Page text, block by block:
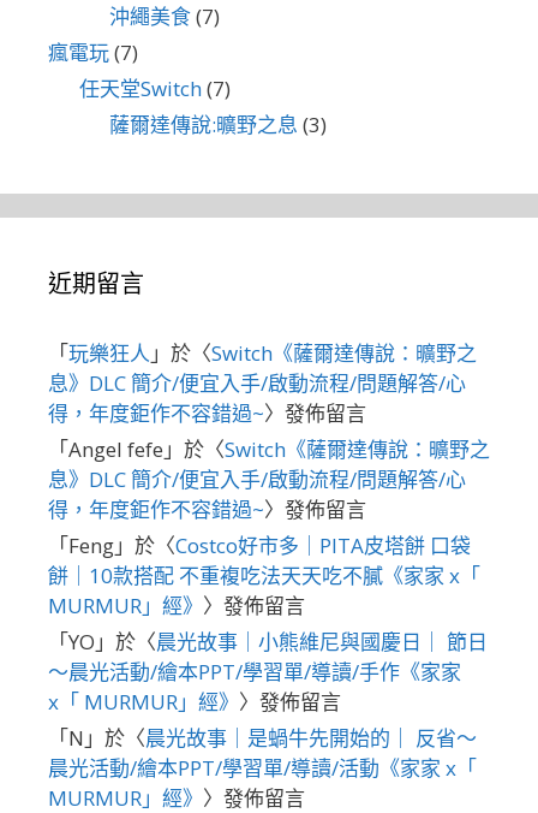
沖繩美食(7)
瘋電玩(7)
任天堂Switch(7)
薩爾達傳說:曠野之息 (3)
近期留言
「玩樂狂人 」於〈Switch《薩爾達傳說：曠野之
息》DLC 簡介/便宜入手/啟動流程/問題解答/心
得，年度鉅作不容錯過~〉發佈留言
「Angel fefe 」於〈Switch《薩爾達傳說：曠野之
息》DLC 簡介/便宜入手/啟動流程/問題解答/心
得，年度鉅作不容錯過~〉發佈留言
「Feng」於〈Costco好市多｜PITA皮塔餅 口袋
餅｜10款搭配 不重複吃法天天吃不膩《家家 x「
MURMUR」經》 〉發佈留言
「YO 」於〈晨光故事｜小熊維尼與國慶日｜ 節日
～晨光活動/繪本PPT/學習單/導讀/手作《家家
x「 MURMUR」經》 〉發佈留言
「N 」於〈晨光故事｜是蝸牛先開始的｜ 反省～
晨光活動/繪本PPT/學習單/導讀/活動《家家 x「
MURMUR」經》 〉發佈留言